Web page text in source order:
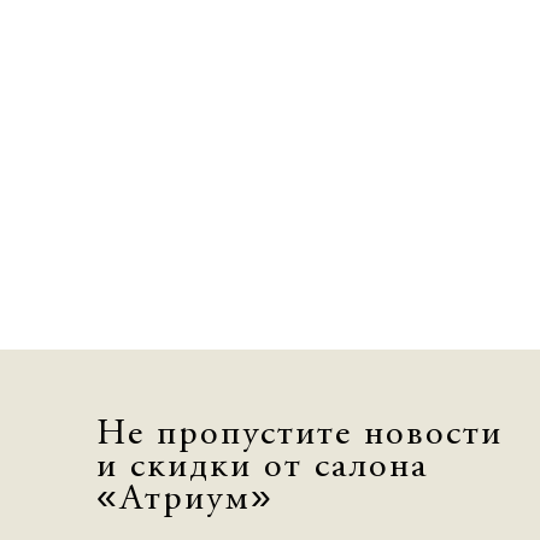
Не пропустите новости
и скидки от салона
«Атриум»